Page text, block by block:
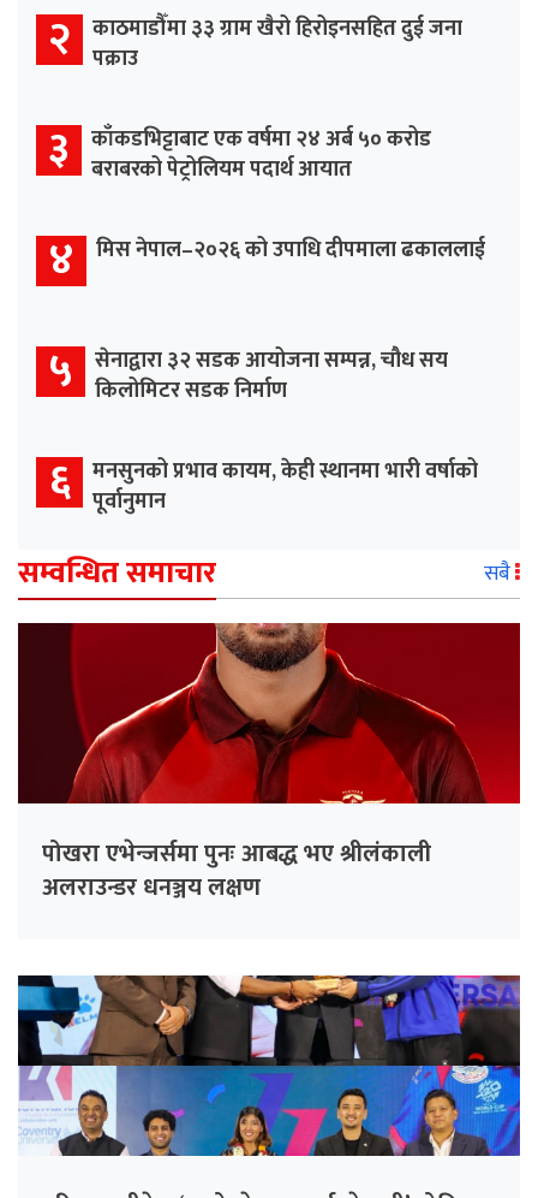
२ काठमाडौँमा ३३ ग्राम खैरो हिरोइनसहित दुई जना
पक्राउ
३ काँकडभिट्टाबाट एक वर्षमा २४ अर्ब ५० करोड
बराबरको पेट्रोलियम पदार्थ आयात
४ मिस नेपाल–२०२६ को उपाधि दीपमाला ढकाललाई
५ सेनाद्वारा ३२ सडक आयोजना सम्पन्न, चौध सय
किलोमिटर सडक निर्माण
६ मनसुनको प्रभाव कायम, केही स्थानमा भारी वर्षाको
पूर्वानुमान
सम्वन्धित समाचार सबै
पोखरा एभेन्जर्समा पुनः आबद्ध भए श्रीलंकाली
अलराउन्डर धनञ्जय लक्षण